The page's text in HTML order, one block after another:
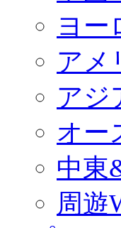
ヨー
アメ
アジ
オー
中東
周遊